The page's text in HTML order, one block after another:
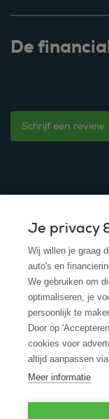
De
Schrijf een review
© 2025 - ROS
Algemene
Disclaimer
Privacy Policy
Cookies
Cookie policy
Je privacy
Wij willen je graag
auto's en
We gebruiken om
optimaliseren, je
persoonlijk te
Door op
cookies voor
altijd aanpassen
Meer informatie